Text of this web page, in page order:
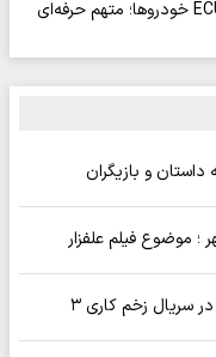
پایان جولان سارق وایرال‌شده جعبه‌فیوز و ECU خودروها؛ متهم حرفه‌ای
و بازیگران
؛ موضوع فیلم علفزار
سریال زخم کاری ۳